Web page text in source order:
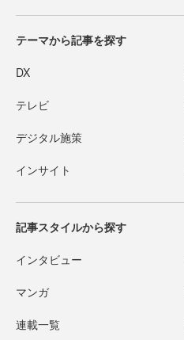
テーマから記事を探す
DX
テレビ
デジタル施策
インサイト
記事スタイルから探す
インタビュー
マンガ
連載一覧